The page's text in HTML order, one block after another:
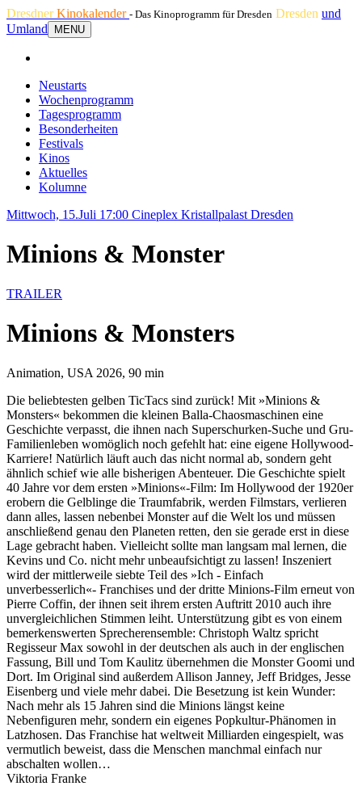
DresdnerKinokalender - Das Kinoprogramm für Dresden Dresden und
Umland
MENU
Neustarts
Wochenprogramm
Tagesprogramm
Besonderheiten
Festivals
Kinos
Aktuelles
Kolumne
Mittwoch, 15.Juli 17:00 Cineplex Kristallpalast Dresden
Minions & Monster
TRAILER
Minions & Monsters
Animation, USA 2026, 90 min
Die beliebtesten gelben TicTacs sind zurück! Mit »Minions &
Monsters« bekommen die kleinen Balla-Chaosmaschinen eine
Geschichte verpasst, die ihnen nach Superschurken-Suche und Gru-
Familienleben womöglich noch gefehlt hat: eine eigene Hollywood-
Karriere! Natürlich läuft auch das nicht normal ab, sondern geht
ähnlich schief wie alle bisherigen Abenteuer. Die Geschichte spielt
40 Jahre vor dem ersten »Minions«-Film: Im Hollywood der 1920er
erobern die Gelblinge die Traumfabrik, werden Filmstars, verlieren
dann alles, lassen nebenbei Monster auf die Welt los und müssen
anschließend genau den Planeten retten, den sie gerade erst in diese
Lage gebracht haben. Vielleicht sollte man langsam mal lernen, die
Kevins und Co. nicht mehr unbeaufsichtigt zu lassen! Inszeniert
wird der mittlerweile siebte Teil des »Ich - Einfach
unverbesserlich«- Franchises und der dritte Minions-Film erneut von
Pierre Coffin, der ihnen seit ihrem ersten Auftritt 2010 auch ihre
unvergleichlichen Stimmen leiht. Unterstützung gibt es von einem
bemerkenswerten Sprecherensemble: Christoph Waltz spricht
Regisseur Max sowohl in der deutschen als auch in der englischen
Fassung, Bill und Tom Kaulitz übernehmen die Monster Goomi und
Dort. Im Original sind außerdem Allison Janney, Jeff Bridges, Jesse
Eisenberg und viele mehr dabei. Die Besetzung ist kein Wunder:
Nach mehr als 15 Jahren sind die Minions längst keine
Nebenfiguren mehr, sondern ein eigenes Popkultur-Phänomen in
Latzhosen. Das Franchise hat weltweit Milliarden eingespielt, was
vermutlich beweist, dass die Menschen manchmal einfach nur
abschalten wollen…
Viktoria Franke